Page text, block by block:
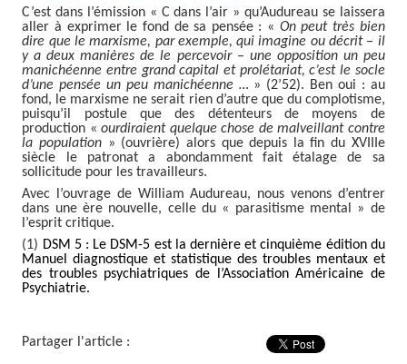
C’est dans l’émission « C dans l’air » qu’Audureau se laissera
aller à exprimer le fond de sa pensée : « On peut très bien
dire que le marxisme, par exemple, qui imagine ou décrit – il
y a deux manières de le percevoir – une opposition un peu
manichéenne entre grand capital et prolétariat, c’est le socle
d’une pensée un peu manichéenne … » (2’52). Ben oui : au
fond, le marxisme ne serait rien d’autre que du complotisme,
puisqu’il postule que des détenteurs de moyens de
production «ourdiraient quelque chose de malveillant contre
la population» (ouvrière) alors que depuis la fin du XVIIIe
siècle le patronat a abondamment fait étalage de sa
sollicitude pour les travailleurs.
Avec l’ouvrage de William Audureau, nous venons d’entrer
dans une ère nouvelle, celle du « parasitisme mental » de
l’esprit critique.
(1) DSM 5 : Le DSM-5 est la dernière et cinquième édition du
Manuel diagnostique et statistique des troubles mentaux et
des troubles psychiatriques de l’Association Américaine de
Psychiatrie.
Partager l'article :